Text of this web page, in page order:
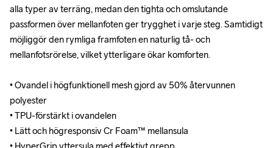
alla typer av terräng, medan den tighta och omslutande
passformen över mellanfoten ger trygghet i varje steg. Samtidigt
möjliggör den rymliga framfoten en naturlig tå- och
mellanfotsrörelse, vilket ytterligare ökar komforten.
• Ovandel i högfunktionell mesh gjord av 50% återvunnen
polyester
• TPU-förstärkt i ovandelen
• Lätt och högresponsiv Cr Foam™ mellansula
alla typer av terräng, medan den tighta och omslutande
passformen över mellanfoten ger trygghet i varje steg. Samtidigt
möjliggör den rymliga framfoten en naturlig tå- och
mellanfotsrörelse, vilket ytterligare ökar komforten.
• Ovandel i högfunktionell mesh gjord av 50% återvunnen
polyester
• TPU-förstärkt i ovandelen
• Lätt och högresponsiv Cr Foam™ mellansula